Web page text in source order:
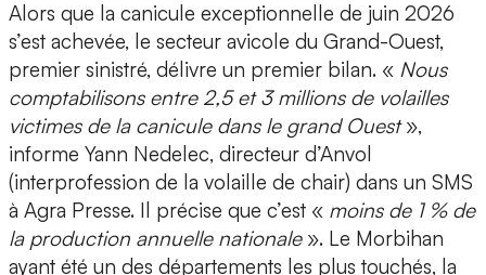
Alors que la canicule exceptionnelle de juin 2026
s’est achevée, le secteur avicole du Grand-Ouest,
premier sinistré, délivre un premier bilan. « Nous
comptabilisons entre 2,5 et 3 millions de volailles
victimes de la canicule dans le grand Ouest»,
informe Yann Nedelec, directeur d’Anvol
(interprofession de la volaille de chair) dans un SMS
à Agra Presse. Il précise que c’est « moins de 1 % de
la production annuelle nationale». Le Morbihan
ayant été un des départements les plus touchés, la